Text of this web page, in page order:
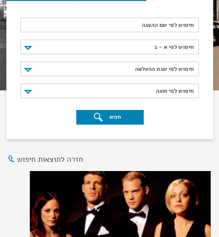
חיפוש לפי שם ההצגה
חיפוש לפי א - ב
חיפוש לפי א - ב
חיפוש לפי שנת ההעלאה
חיפוש לפי שנת ההעלאה
חיפוש לפי סוגה
חיפוש לפי סוגה
חפש
חזרה לתוצאות חיפוש